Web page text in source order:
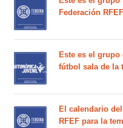
Federación
Este es el
fútbol sala de la
El calendario
RFEF para la